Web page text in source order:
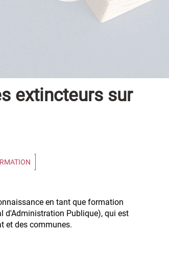
extincteurs sur
en tant que formation
d'Administration Publique), qui est
et des communes.